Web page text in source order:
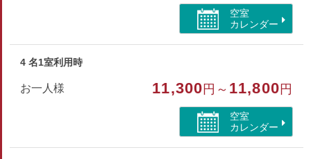
空室
カレンダー
4 名1室利用時
お一人様 11,300 円～ 11,800 円
空室
カレンダー